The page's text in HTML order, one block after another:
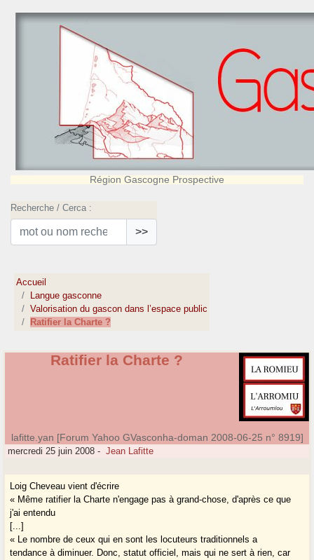
Région Gascogne Prospective
Recherche / Cerca :
>>
Accueil
Langue gasconne
Valorisation du gascon dans l’espace public
Ratifier la Charte ?
Ratifier la Charte ?
lafitte.yan [Forum Yahoo GVasconha-doman 2008-06-25 n° 8919]
mercredi 25 juin 2008 - Jean Lafitte
Loig Cheveau vient d'écrire
« Même ratifier la Charte n'engage pas à grand-chose, d'après ce que
j'ai entendu
[...]
« Le nombre de ceux qui en sont les locuteurs traditionnels a
tendance à diminuer. Donc, statut officiel, mais qui ne sert à rien, car